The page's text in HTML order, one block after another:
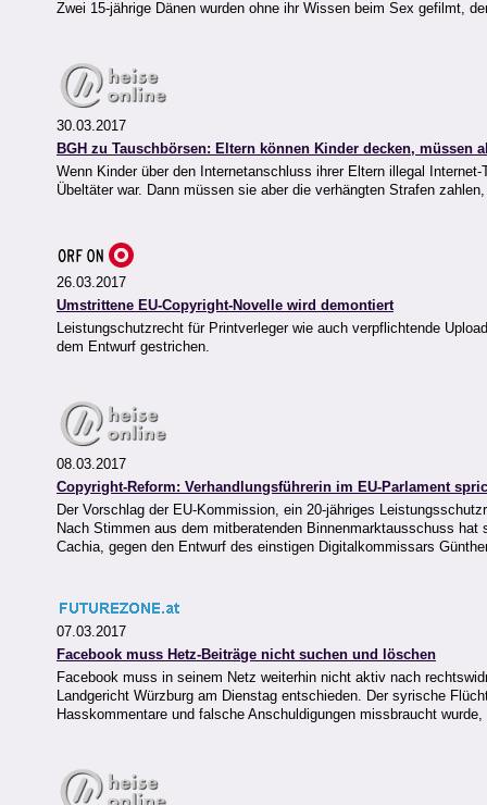
Zwei 15-jährige Dänen wurden ohne ihr Wissen beim Sex gefilmt,
30.03.2017
BGH zu Tauschbörsen: Eltern können Kinder decken, müssen
Wenn Kinder über den Internetanschluss ihrer Eltern illegal
Übeltäter war. Dann müssen sie aber die verhängten Strafen
26.03.2017
Umstrittene EU-Copyright-Novelle wird demontiert
Leistungschutzrecht für Printverleger wie auch verpflichtende
dem Entwurf gestrichen.
08.03.2017
Copyright-Reform: Verhandlungsführerin im EU-Parlament
Der Vorschlag der EU-Kommission, ein 20-jähriges
Nach Stimmen aus dem mitberatenden Binnenmarktausschuss
Cachia, gegen den Entwurf des einstigen Digitalkommissars
07.03.2017
Facebook muss Hetz-Beiträge nicht suchen und löschen
Facebook muss in seinem Netz weiterhin nicht aktiv nach
Landgericht Würzburg am Dienstag entschieden. Der syrische
Hasskommentare und falsche Anschuldigungen missbraucht